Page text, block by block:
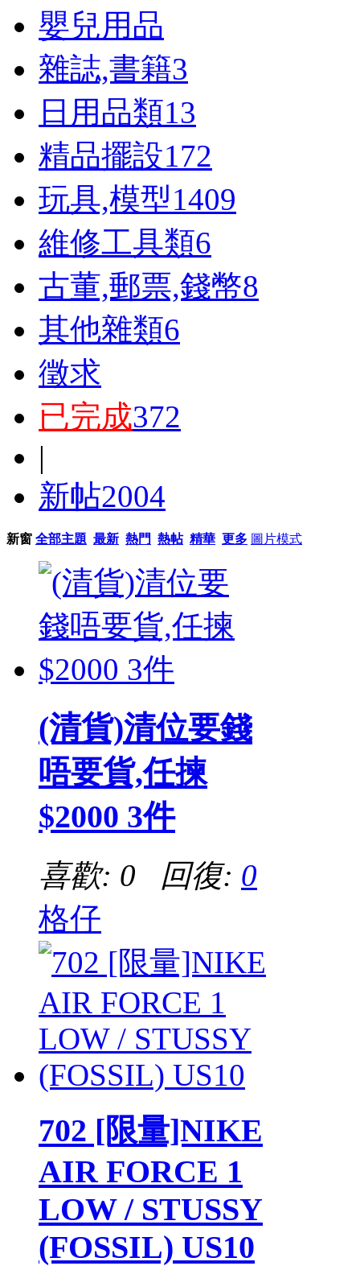
嬰兒用品
雜誌,書籍3
日用品類13
精品擺設172
玩具,模型1409
維修工具類6
古董,郵票,錢幣8
其他雜類6
徵求
已完成372
|
新帖2004
新窗 全部主題 最新 熱門 熱帖 精華 更多 圖片模式
(清貨)清位要錢
唔要貨,任揀
$2000 3件
喜歡: 0 回復: 0
格仔
702 [限量]NIKE
AIR FORCE 1
LOW / STUSSY
(FOSSIL) US10